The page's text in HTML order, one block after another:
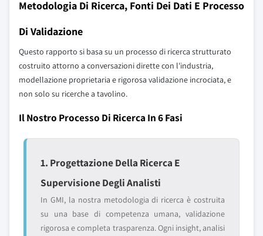
Metodologia Di Ricerca, Fonti Dei Dati E Processo
Di Validazione
Questo rapporto si basa su un processo di ricerca strutturato
costruito attorno a conversazioni dirette con l'industria,
modellazione proprietaria e rigorosa validazione incrociata, e
non solo su ricerche a tavolino.
Il Nostro Processo Di Ricerca In 6 Fasi
1. Progettazione Della Ricerca E
Supervisione Degli Analisti
In GMI, la nostra metodologia di ricerca è costruita
su una base di competenza umana, validazione
rigorosa e completa trasparenza. Ogni insight, analisi